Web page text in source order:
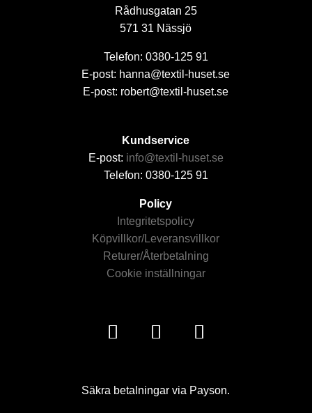
Rådhusgatan 25
571 31 Nässjö
Telefon: 0380-125 91
E-post: hanna@textil-huset.se
E-post: robert@textil-huset.se
Kundservice
E-post: info@textil-huset.se
Telefon: 0380-125 91
Policy
Integritetspolicy
Köpvillkor/Leveransvillkor
Returer/Återbetalning
Cookie inställningar
Säkra betalningar via Payson.